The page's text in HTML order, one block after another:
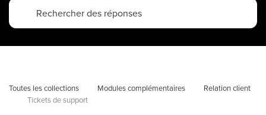
Toutes les collections Modules complémentaires
Relation client
Tickets de support